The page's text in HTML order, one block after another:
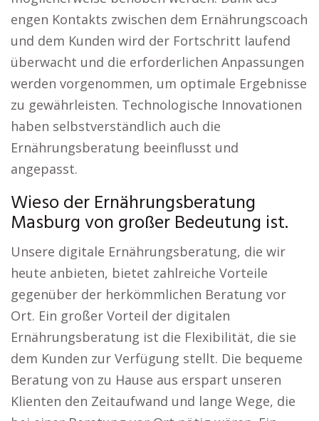
engen Kontakts zwischen dem Ernährungscoach
und dem Kunden wird der Fortschritt laufend
überwacht und die erforderlichen Anpassungen
werden vorgenommen, um optimale Ergebnisse
zu gewährleisten. Technologische Innovationen
haben selbstverständlich auch die
Ernährungsberatung beeinflusst und
angepasst.
Wieso der Ernährungsberatung
Masburg von großer Bedeutung ist.
Unsere digitale Ernährungsberatung, die wir
heute anbieten, bietet zahlreiche Vorteile
gegenüber der herkömmlichen Beratung vor
Ort. Ein großer Vorteil der digitalen
Ernährungsberatung ist die Flexibilität, die sie
dem Kunden zur Verfügung stellt. Die bequeme
Beratung von zu Hause aus erspart unseren
Klienten den Zeitaufwand und lange Wege, die